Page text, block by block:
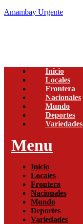
Amambay Urgente
Inicio
Locales
Frontera
Nacionales
Mundo
Deportes
Variedades
Menu
Inicio
Locales
Frontera
Nacionales
Mundo
Deportes
Variedades